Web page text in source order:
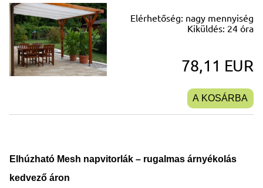
Elérhetőség: nagy mennyiség
Kiküldés: 24 óra
78,11 EUR
A KOSÁRBA
Elhúzható Mesh napvitorlák – rugalmas árnyékolás
kedvező áron